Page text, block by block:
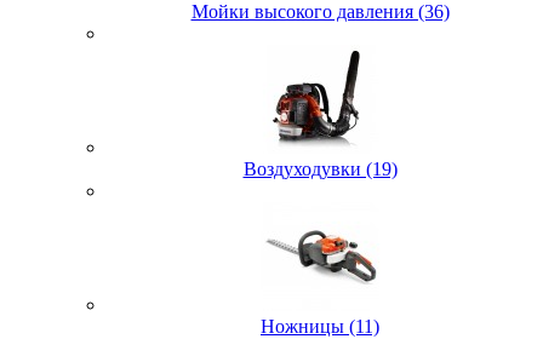
Мойки высокого давления (36)
Воздуходувки (19)
Ножницы (11)